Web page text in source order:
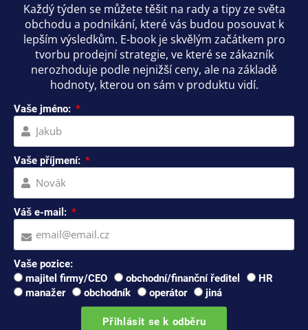
Každý týden se můžete těšit na rady a tipy ze světa
obchodu a podnikání, které vás budou posouvat k
lepším výsledkům. E-book je skvělým začátkem pro
tvorbu prodejní strategie, ve které se zákazník
nerozhoduje podle nejnižší ceny, ale na základě
hodnoty, kterou on sám v produktu vidí.
Vaše jméno:
Vaše příjmení:
Váš e-mail:
Vaše pozice:
majitel firmy/CEO
obchodní/finanční ředitel
HR
manažer
obchodník operátor jiná
Přihlásit se k odběru